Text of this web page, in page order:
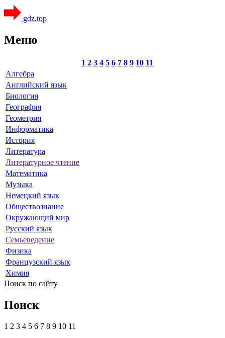
gdz.top
Меню
1 2 3 4 5 6 7 8 9 10 11
Алгебра
Английский язык
Биология
География
Геометрия
Информатика
История
Литература
Литературное чтение
Математика
Музыка
Немецкий язык
Обществознание
Окружающий мир
Русский язык
Семьеведение
Физика
Французский язык
Химия
Поиск по сайту
Поиск
1 2 3 4 5 6 7 8 9 10 11